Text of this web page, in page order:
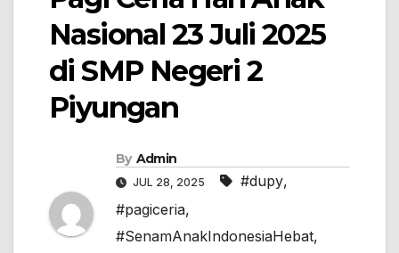
Nasional 23 Juli 2025
di SMP Negeri 2
Piyungan
By Admin
JUL 28, 2025 #dupy,
#pagiceria,
#SenamAnakIndonesiaHebat,